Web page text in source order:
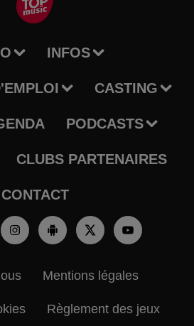
INFOS
CASTING
PODCASTS
CLUBS PARTENAIRES
CONTACT
Mentions légales
Règlement des jeux